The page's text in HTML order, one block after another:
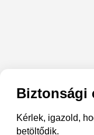
Biztonsági
Kérlek, igazold,
betöltődik.